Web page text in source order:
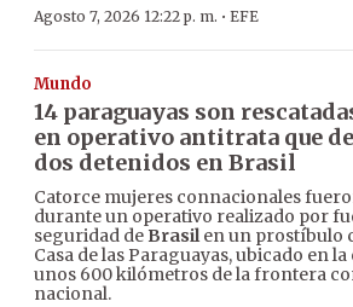
Agosto 7, 2026 12:22 p. m. · EFE
Mundo
14 paraguayas son
en operativo antitrata que
dos detenidos en Brasil
Catorce mujeres connacionales
durante un operativo realizado por
seguridad de Brasilen un prostíbulo
Casa de las Paraguayas, ubicado en
unos 600 kilómetros de la frontera
nacional.